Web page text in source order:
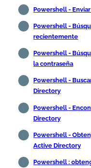
Powershell -
Powershell -
recientemente
Powershell -
la contraseña
Powershell -
Directory
Powershell -
Directory
Powershell -
Active Directory
Powershell :